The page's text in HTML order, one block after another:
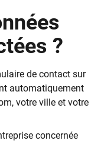
?
de contact sur
automatiquement
votre ville et votre
concernée